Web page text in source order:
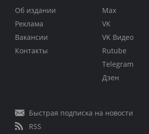
Об издании
Реклама
Вакансии
Контакты
Max
VK
VK Видео
Rutube
Telegram
Дзен
Быстрая подписка на новости
RSS